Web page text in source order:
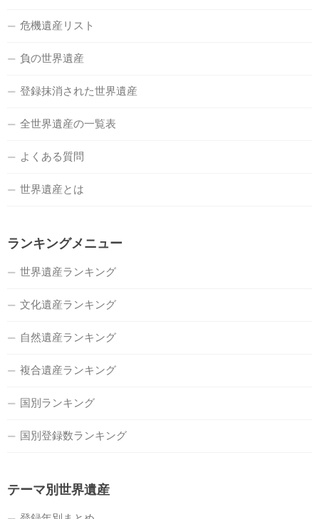
危機遺産リスト
負の世界遺産
登録抹消された世界遺産
全世界遺産の一覧表
よくある質問
世界遺産とは
ランキングメニュー
世界遺産ランキング
文化遺産ランキング
自然遺産ランキング
複合遺産ランキング
国別ランキング
国別登録数ランキング
テーマ別世界遺産